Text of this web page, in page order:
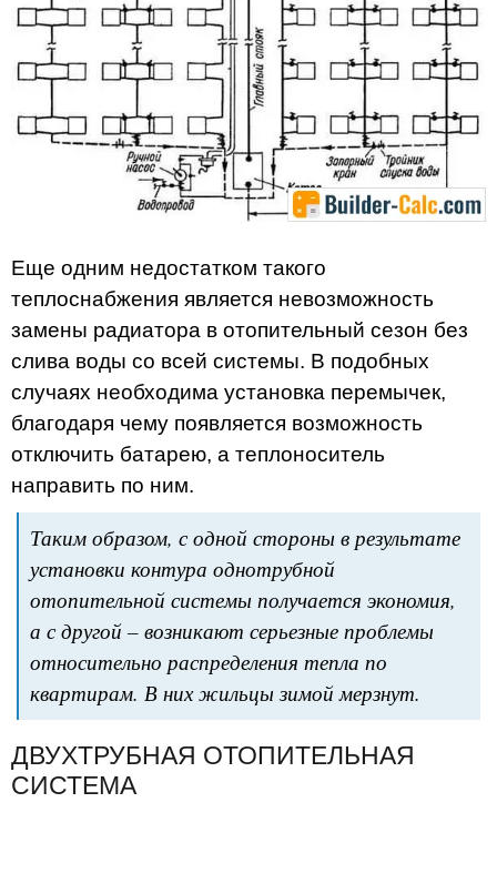
Еще одним недостатком такого
теплоснабжения является невозможность
замены радиатора в отопительный сезон без
слива воды со всей системы. В подобных
случаях необходима установка перемычек,
благодаря чему появляется возможность
отключить батарею, а теплоноситель
направить по ним.
Таким образом, с одной стороны в результате
установки контура однотрубной
отопительной системы получается экономия,
а с другой – возникают серьезные проблемы
относительно распределения тепла по
квартирам. В них жильцы зимой мерзнут.
ДВУХТРУБНАЯ ОТОПИТЕЛЬНАЯ
СИСТЕМА